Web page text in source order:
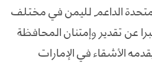
الداعم لليمن في مختلف
عن تقدير وإمتنان المحافظة
الأشقاء في الإمارات